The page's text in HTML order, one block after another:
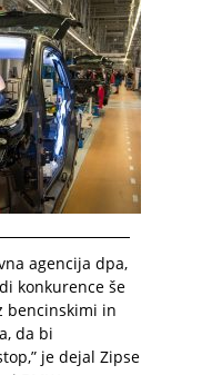
agencija dpa,
konkurence še
bencinskimi in
da bi
je dejal Zipse